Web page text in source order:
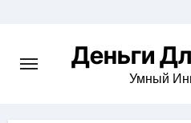
содержимомуДеньги
Умный